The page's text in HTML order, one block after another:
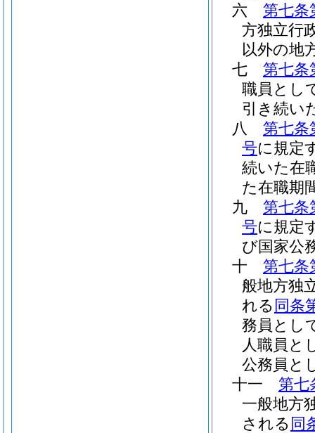
六
第七条
方独立行
以外の地
七
第七条
職員とし
引き続い
八
第七条
号に規定
続いた在
た在職期
九
第七条
号に規定
び国家公
十
第七条
般地方独
れる 同条
務員とし
人職員と
公務員と
十一
第七
一般地方
される 同